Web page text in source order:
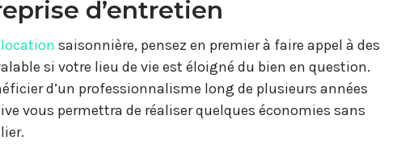
d’entretien
saisonnière, pensez en premier à faire appel à des
si votre lieu de vie est éloigné du bien en question.
d’un professionnalisme long de plusieurs années
vous permettra de réaliser quelques économies sans